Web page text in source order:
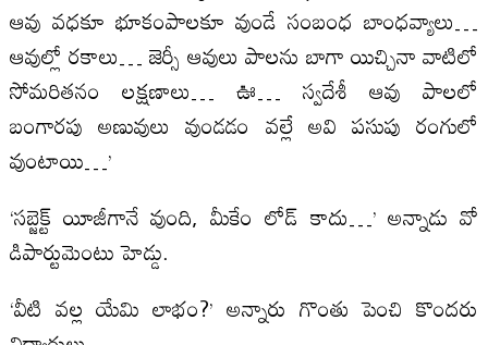
ఆవు వధకూ భూకంపాలకూ వుండే సంబంధ బాంధవ్యాలు…
ఆవుల్లో రకాలు… జెర్సీ ఆవులు పాలను బాగా యిచ్చినా వాటిలో
సోమరితనం లక్షణాలు… ఊ… స్వదేశీ ఆవు పాలలో
బంగారపు అణువులు వుండడం వల్లే అవి పసుపు రంగులో
వుంటాయి…’
‘సబ్జెక్ట్ యీజీగానే వుంది, మీకేం లోడ్ కాదు…’ అన్నాడు వో
డిపార్టుమెంటు హెడ్డు.
‘వీటి వల్ల యేమి లాభం?’ అన్నారు గొంతు పెంచి కొందరు